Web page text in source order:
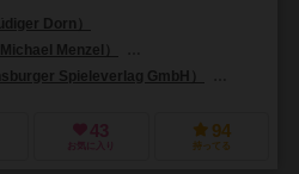
Dorn）
Menzel）
Spieleverlag GmbH）
43
お気に入り
94
持ってる